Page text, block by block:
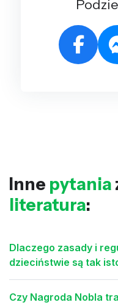
Inne pytania
literatura:
Dlaczego zasady i
dzieciństwie są tak
Czy Nagroda Nobla